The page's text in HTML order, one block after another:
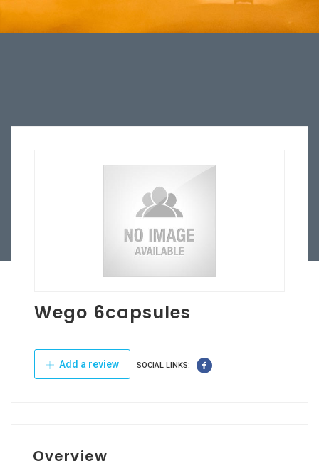
Wego 6capsules
Add a review SOCIAL LINKS:
Overview